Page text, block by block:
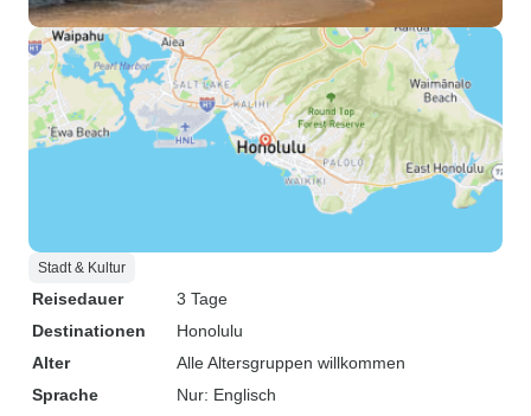
Stadt & Kultur
Reisedauer
3 Tage
Destinationen
Honolulu
Alter
Alle Altersgruppen willkommen
Sprache
Nur: Englisch